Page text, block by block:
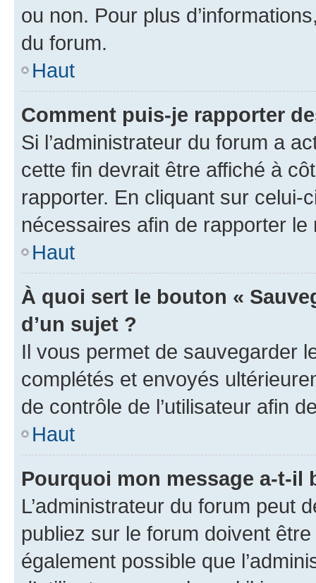
ou non. Pour plus
du forum.
Haut
Comment puis-je rapporter
Si l’administrateur du forum a
cette fin devrait être affiché à
rapporter. En cliquant sur
nécessaires afin de rapporter le
Haut
À quoi sert le bouton «
d’un sujet ?
Il vous permet de sauvegarder
complétés et envoyés
de contrôle de l’utilisateur afin
Haut
Pourquoi mon message a-t-il
L’administrateur du forum peut
publiez sur le forum doivent
également possible que